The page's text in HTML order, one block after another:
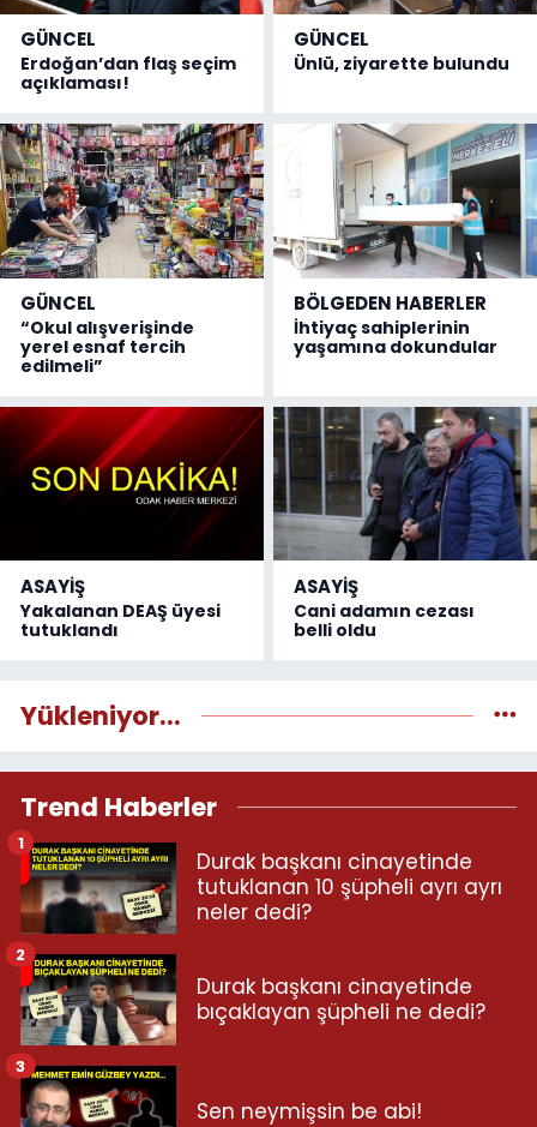
GÜNCEL
Erdoğan’dan flaş seçim
açıklaması!
GÜNCEL
Ünlü, ziyarette bulundu
GÜNCEL
“Okul alışverişinde
yerel esnaf tercih
edilmeli”
BÖLGEDEN HABERLER
İhtiyaç sahiplerinin
yaşamına dokundular
ASAYİŞ
Yakalanan DEAŞ üyesi
tutuklandı
ASAYİŞ
Cani adamın cezası
belli oldu
Yükleniyor...
Trend Haberler
Durak başkanı cinayetinde
tutuklanan 10 şüpheli ayrı ayrı
neler dedi?
1
Durak başkanı cinayetinde
bıçaklayan şüpheli ne dedi?
2
Sen neymişsin be abi!
3